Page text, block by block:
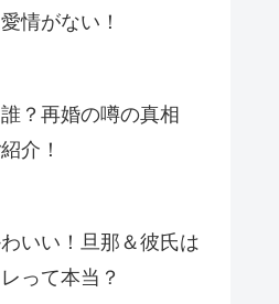
情がない！
？再婚の噂の真相
介！
いい！旦那＆彼氏は
って本当？